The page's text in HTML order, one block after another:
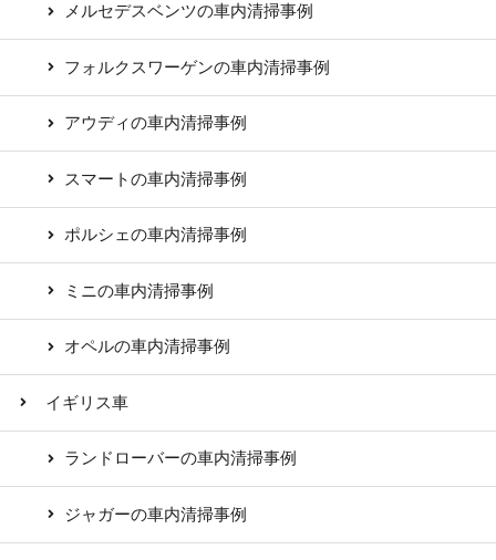
メルセデスベンツの車内清掃事例
フォルクスワーゲンの車内清掃事例
アウディの車内清掃事例
スマートの車内清掃事例
ポルシェの車内清掃事例
ミニの車内清掃事例
オペルの車内清掃事例
イギリス車
ランドローバーの車内清掃事例
ジャガーの車内清掃事例